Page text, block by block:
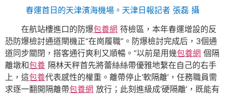
春運首日的天津濱海機場。天津日報記者 張磊 攝
在航站樓進口的防爆包養網 待檢區，本年春運增設的反
恐防爆檢討通道閘機正“在崗履職”。防爆檢討完成后，3個通
道同步關閉，搭客通行爽利又順暢。“以前是用幾包養網 個隔
離墩和包養 隔林天秤首先將蕾絲絲帶優雅地繫在自己的右手
上，這包養代表感性的權重。離帶停止‘軟隔離’，任務職員需
求逐一翻開隔離帶包養網 放行；此刻進級成‘硬隔離’，既能有